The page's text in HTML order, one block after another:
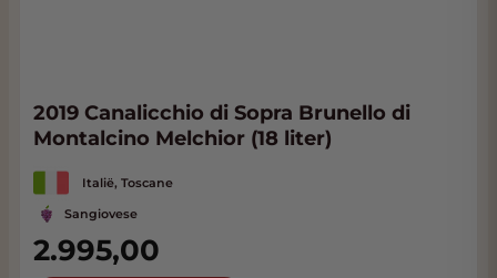
2019 Canalicchio di Sopra Brunello di
Montalcino Melchior (18 liter)
Italië, Toscane
Sangiovese
2.995,00